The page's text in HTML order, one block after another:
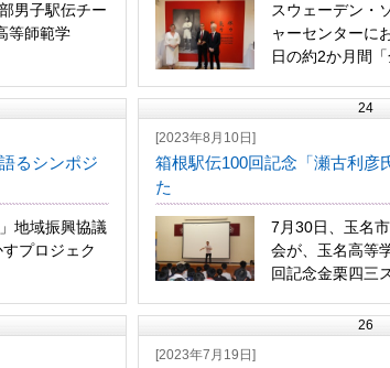
男子駅伝チー
等師範学
スウェーデン・
ャーセンターに
日の約2か月間
るシンポジ
地域振興協議
プロジェク
24
[2023年8月10日]
箱根駅伝100回記念「瀬古利彦
た
7月30日、玉名
会が、玉名高等
回記念金栗四三
26
[2023年7月19日]